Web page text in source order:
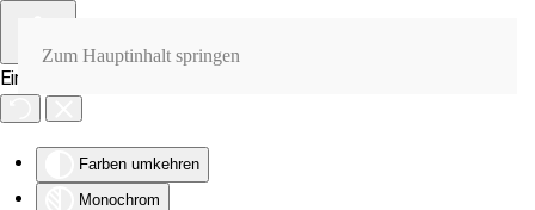
Eingabehilfen öffnen
Farben umkehren
Monochrom
Zum Hauptinhalt springen